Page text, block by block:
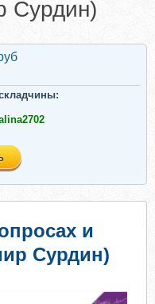
Сурдин)
и
Сурдин)